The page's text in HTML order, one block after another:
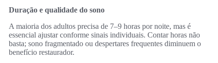
Duração e qualidade do sono
A maioria dos adultos precisa de 7–9 horas por noite, mas é
essencial ajustar conforme sinais individuais. Contar horas não
basta; sono fragmentado ou despertares frequentes diminuem o
benefício restaurador.